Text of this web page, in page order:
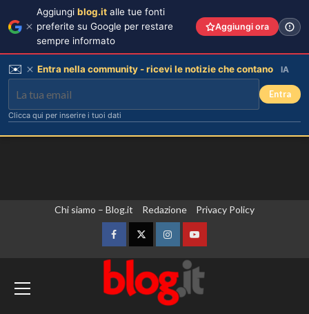
Chi siamo – Blog.it Redazione Privacy Policy
FacebookTwitterInstagramYouTube
Aggiungi blog.it alle tue fonti
preferite su Google per restare
sempre informato
Aggiungi ora
✉️ Entra nella community - ricevi le notizie che contano IA
Entra
Clicca qui per inserire i tuoi dati